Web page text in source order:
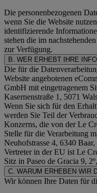
Die personenbezogenen
wenn Sie die Website
identifizierende
stehen die im nachstehenden
zur Verfügung.
B. WER ERHEBT IHRE
Die für die
Website angebotenen
GmbH mit eingetragenem
Kasernenstraße 1, 5071
Wenn Sie sich für den
werden Sie Teil der
Konzerns, die von der Le
Stelle für die Verarbeitung
Neuhofstrasse 4, 6340
Vertreter in der EU ist Le
Sitz in Paseo de Gracia 9,
C. WARUM ERHEBEN WIR
Wir können Ihre Daten für